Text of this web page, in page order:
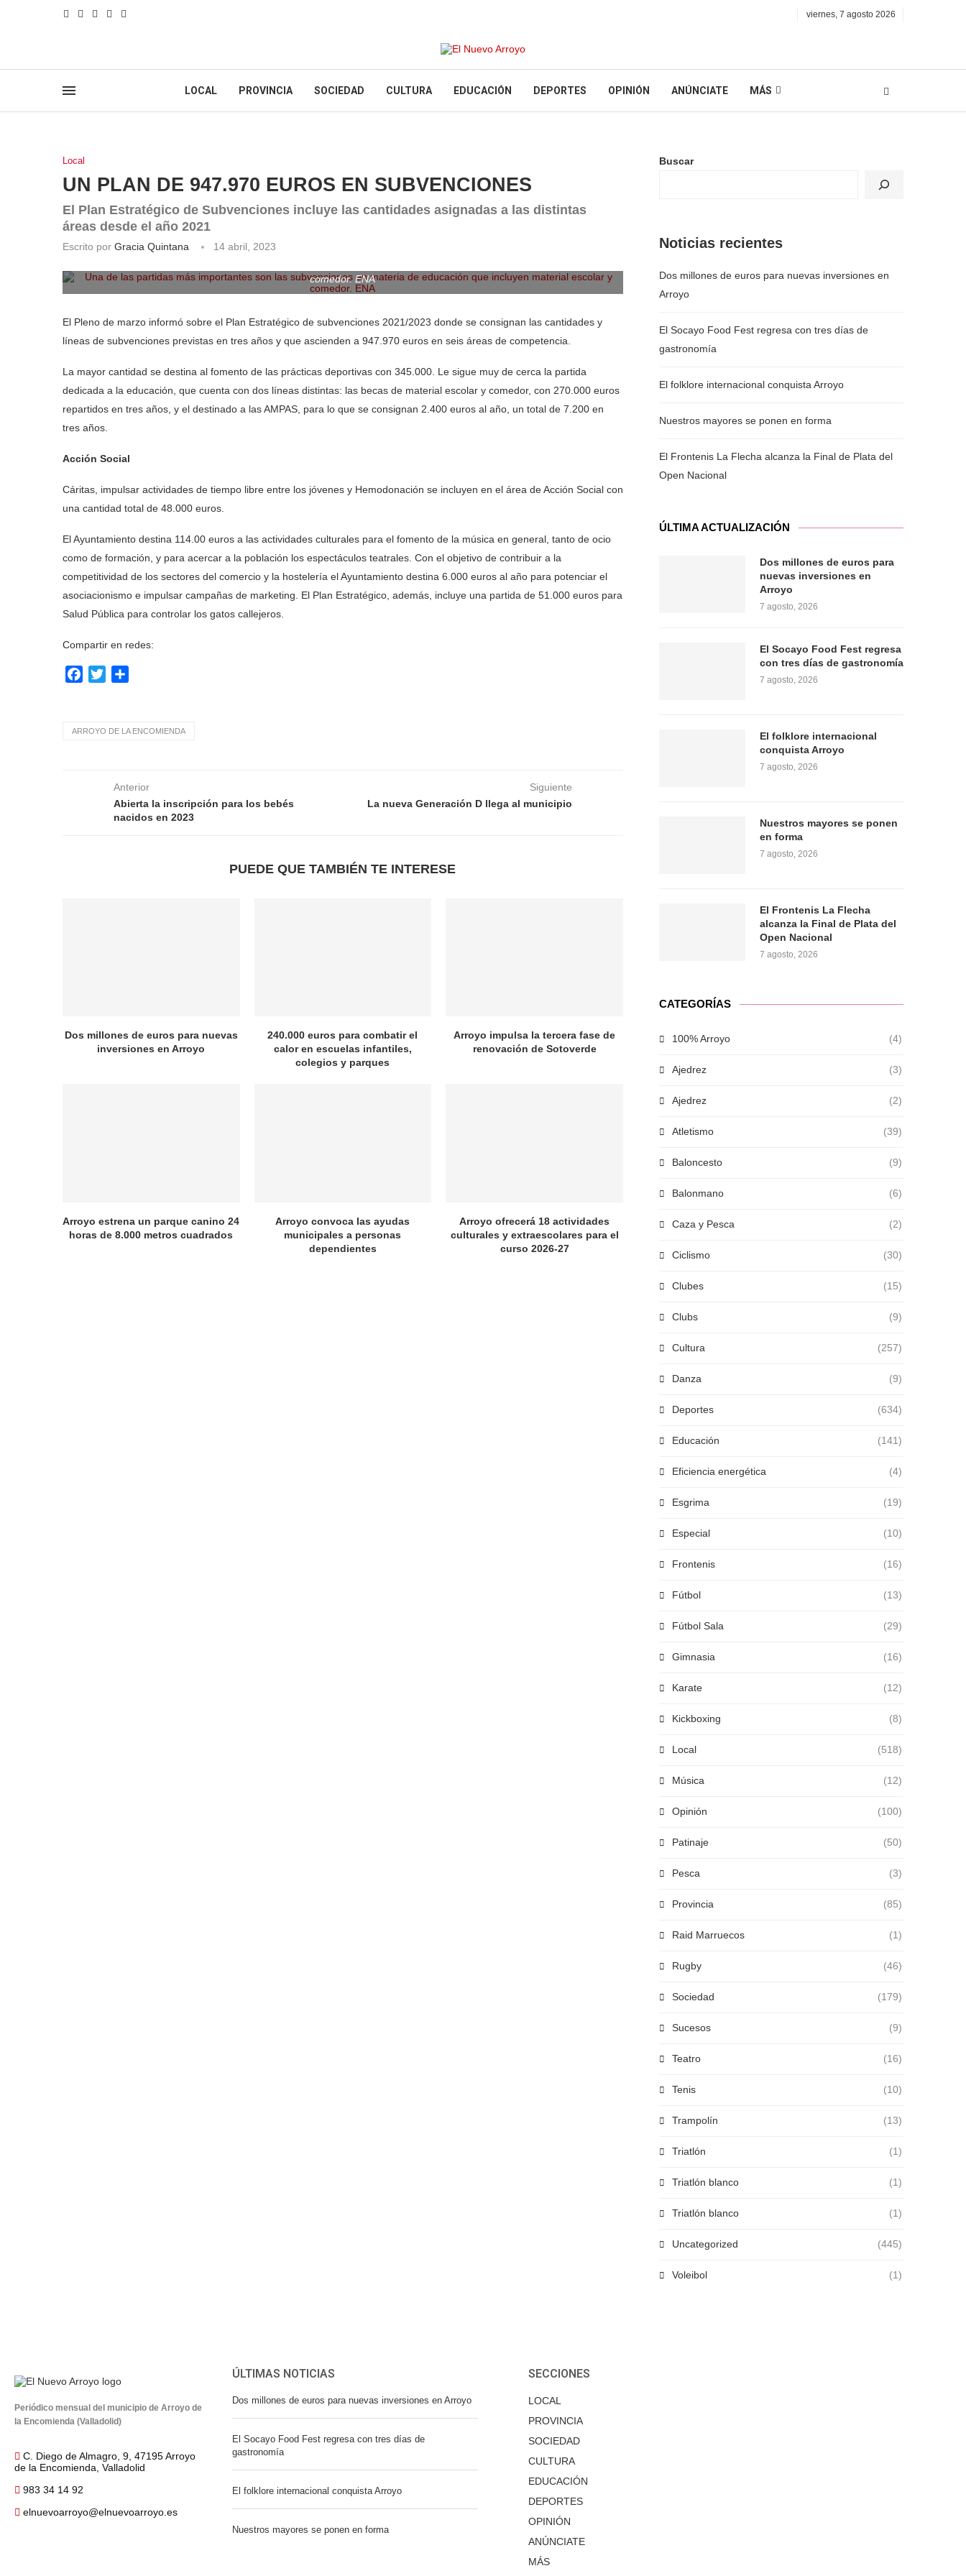
viernes, 7 agosto 2026
LOCAL PROVINCIA SOCIEDAD CULTURA EDUCACIÓN DEPORTES OPINIÓN ANÚNCIATE MÁS
Local
UN PLAN DE 947.970 EUROS EN SUBVENCIONES
El Plan Estratégico de Subvenciones incluye las cantidades asignadas a las distintas
áreas desde el año 2021
Escrito por Gracia Quintana
14 abril, 2023
comedor. ENA
El Pleno de marzo informó sobre el Plan Estratégico de subvenciones 2021/2023 donde se consignan las cantidades y
líneas de subvenciones previstas en tres años y que ascienden a 947.970 euros en seis áreas de competencia.
La mayor cantidad se destina al fomento de las prácticas deportivas con 345.000. Le sigue muy de cerca la partida
dedicada a la educación, que cuenta con dos líneas distintas: las becas de material escolar y comedor, con 270.000 euros
repartidos en tres años, y el destinado a las AMPAS, para lo que se consignan 2.400 euros al año, un total de 7.200 en
tres años.
Acción Social
Cáritas, impulsar actividades de tiempo libre entre los jóvenes y Hemodonación se incluyen en el área de Acción Social con
una cantidad total de 48.000 euros.
El Ayuntamiento destina 114.00 euros a las actividades culturales para el fomento de la música en general, tanto de ocio
como de formación, y para acercar a la población los espectáculos teatrales. Con el objetivo de contribuir a la
competitividad de los sectores del comercio y la hostelería el Ayuntamiento destina 6.000 euros al año para potenciar el
asociacionismo e impulsar campañas de marketing. El Plan Estratégico, además, incluye una partida de 51.000 euros para
Salud Pública para controlar los gatos callejeros.
Compartir en redes:
Facebook
Twitter
ARROYO DE LA ENCOMIENDA
Anterior
Abierta la inscripción para los bebés
nacidos en 2023
Siguiente
La nueva Generación D llega al municipio
PUEDE QUE TAMBIÉN TE INTERESE
Dos millones de euros para nuevas
inversiones en Arroyo
240.000 euros para combatir el
calor en escuelas infantiles,
colegios y parques
Arroyo impulsa la tercera fase de
renovación de Sotoverde
Arroyo estrena un parque canino 24
horas de 8.000 metros cuadrados
Arroyo convoca las ayudas
municipales a personas
dependientes
Arroyo ofrecerá 18 actividades
culturales y extraescolares para el
curso 2026-27
Buscar
Noticias recientes
Dos millones de euros para nuevas inversiones en
Arroyo
El Socayo Food Fest regresa con tres días de
gastronomía
El folklore internacional conquista Arroyo
Nuestros mayores se ponen en forma
El Frontenis La Flecha alcanza la Final de Plata del
Open Nacional
ÚLTIMA ACTUALIZACIÓN
Dos millones de euros para
nuevas inversiones en
Arroyo
7 agosto, 2026
El Socayo Food Fest regresa
con tres días de gastronomía
7 agosto, 2026
El folklore internacional
conquista Arroyo
7 agosto, 2026
Nuestros mayores se ponen
en forma
7 agosto, 2026
El Frontenis La Flecha
alcanza la Final de Plata del
Open Nacional
7 agosto, 2026
CATEGORÍAS
100% Arroyo (4)
Ajedrez (3)
Ajedrez (2)
Atletismo (39)
Baloncesto (9)
Balonmano (6)
Caza y Pesca (2)
Ciclismo (30)
Clubes (15)
Clubs (9)
Cultura (257)
Danza (9)
Deportes (634)
Educación (141)
Eficiencia energética (4)
Esgrima (19)
Especial (10)
Frontenis (16)
Fútbol (13)
Fútbol Sala (29)
Gimnasia (16)
Karate (12)
Kickboxing (8)
Local (518)
Música (12)
Opinión (100)
Patinaje (50)
Pesca (3)
Provincia (85)
Raid Marruecos (1)
Rugby (46)
Sociedad (179)
Sucesos (9)
Teatro (16)
Tenis (10)
Trampolín (13)
Triatlón (1)
Triatlón blanco (1)
Triatlón blanco (1)
Uncategorized (445)
Voleibol (1)
Periódico mensual del municipio de Arroyo de
la Encomienda (Valladolid)
C. Diego de Almagro, 9, 47195 Arroyo
de la Encomienda, Valladolid
983 34 14 92
elnuevoarroyo@elnuevoarroyo.es
ÚLTIMAS NOTICIAS
Dos millones de euros para nuevas inversiones en Arroyo
El Socayo Food Fest regresa con tres días de
gastronomía
El folklore internacional conquista Arroyo
Nuestros mayores se ponen en forma
SECCIONES
LOCAL
PROVINCIA
SOCIEDAD
CULTURA
EDUCACIÓN
DEPORTES
OPINIÓN
ANÚNCIATE
MÁS